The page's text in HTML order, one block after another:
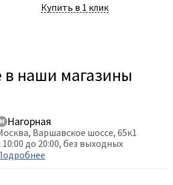
Купить в 1 клик
наши магазины
Нагорная
Варшавское шоссе, 65к1
10:00 до 20:00, без выходных